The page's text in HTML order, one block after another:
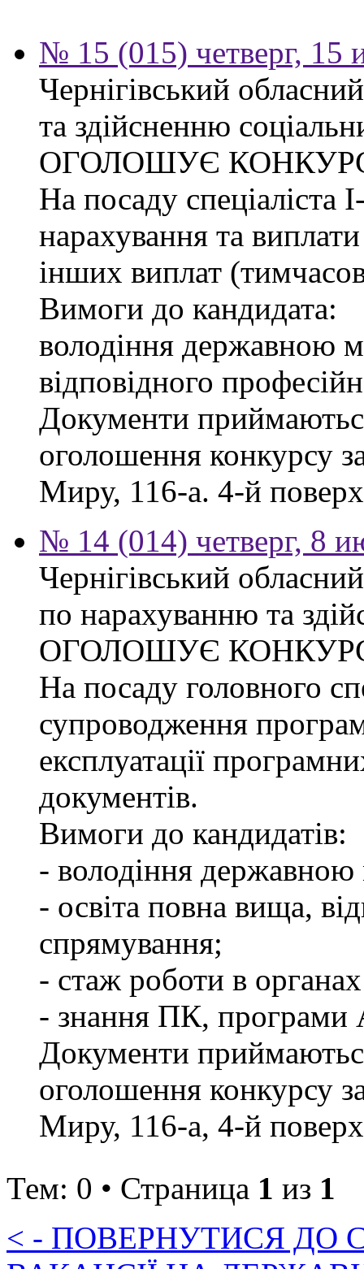
№ 15 (015) четверг, 15
Чернігівський
та здійсненню
ОГОЛОШУЄ
На посаду спеціаліста
нарахування та
інших виплат
Вимоги до кандидата:
володіння державною
відповідного
Документи
оголошення конкурсу
Миру, 116-а. 4-й
№ 14 (014) четверг, 8
Чернігівський
по нарахуванню та
ОГОЛОШУЄ
На посаду головного
супроводження
експлуатації
документів.
Вимоги до кандидатів:
- володіння
- освіта повна вища,
спрямування;
- стаж роботи в
- знання ПК,
Документи
оголошення конкурсу
Миру, 116-а, 4-й
Тем: 0 • Страница 1 из 1
< - ПОВЕРНУТИСЯ ДО